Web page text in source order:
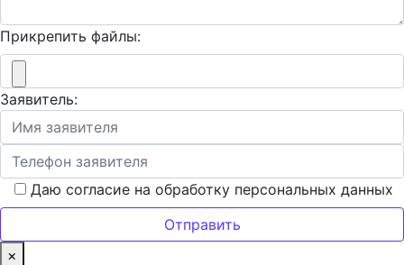
Прикрепить файлы:
Заявитель:
Даю согласие на обработку персональных данных
×